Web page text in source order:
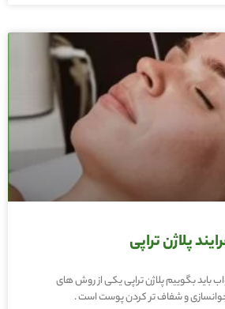
پلاژن تراپی
باید بگوییم پلاژن تراپی یکی از روش های
و شفاف تر کردن پوست است .